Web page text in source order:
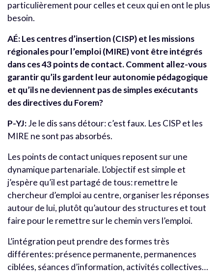
particulièrement pour celles et ceux qui en ont le plus
besoin.
AÉ: Les centres d’insertion (CISP) et les missions
régionales pour l’emploi (MIRE) vont être intégrés
dans ces 43 points de contact. Comment allez-vous
garantir qu’ils gardent leur autonomie pédagogique
et qu’ils ne deviennent pas de simples exécutants
des directives du Forem?
P-YJ:Je le dis sans détour: c’est faux. Les CISP et les
MIRE ne sont pas absorbés.
Les points de contact uniques reposent sur une
dynamique partenariale. L’objectif est simple et
j’espère qu’il est partagé de tous: remettre le
chercheur d’emploi au centre, organiser les réponses
autour de lui, plutôt qu’autour des structures et tout
faire pour le remettre sur le chemin vers l’emploi.
L’intégration peut prendre des formes très
différentes: présence permanente, permanences
ciblées, séances d’information, activités collectives…